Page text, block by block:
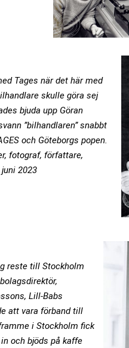
Tages när det här med
skulle göra sej
bjuda upp Göran
”bilhandlaren” snabbt
och Göteborgs popen.
fotograf, författare,
juni 2023
reste till Stockholm
Lill-Babs
att vara förband till
i Stockholm fick
och bjöds på kaffe